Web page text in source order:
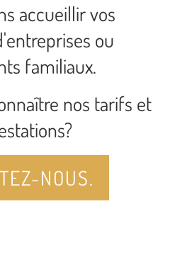
accueillir vos
ou
familiaux.
nos tarifs et
NOUS.